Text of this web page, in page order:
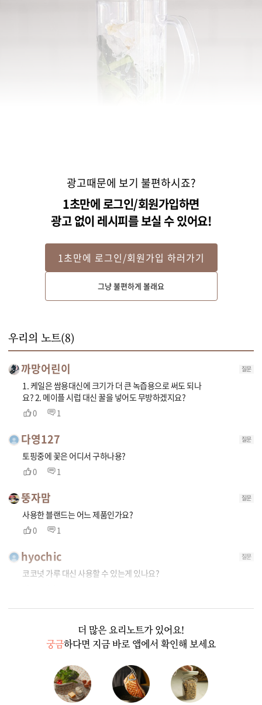
블렌더에 손질한 아보카도와 바나나, 케일, 우유, 얼음, 메이플 시럽을 넣어 갈
광고때문에 보기 불편하시죠?
1초만에 로그인/회원가입하면
광고 없이 레시피를 보실 수 있어요!
1초만에 로그인/회원가입 하러가기
그냥 불편하게 볼래요
우리의 노트(8)
까망어린이 질문
1. 케일은 쌈용대신에 크기가 더 큰 녹즙용으로 써도 되나
요? 2. 메이플 시럽 대신 꿀을 넣어도 무방하겠지요?
0 1
다영127 질문
토핑중에 꽃은 어디서 구하나용?
0 1
뚱자맘 질문
사용한 블랜드는 어느 제품인가요?
0 1
hyochic 질문
코코넛 가루 대신 사용할 수 있는게 있나요?
더 많은 요리노트가 있어요!
궁금하다면 지금 바로 앱에서 확인해 보세요